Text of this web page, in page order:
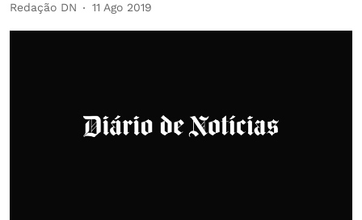
Redação DN 11 Ago 2019